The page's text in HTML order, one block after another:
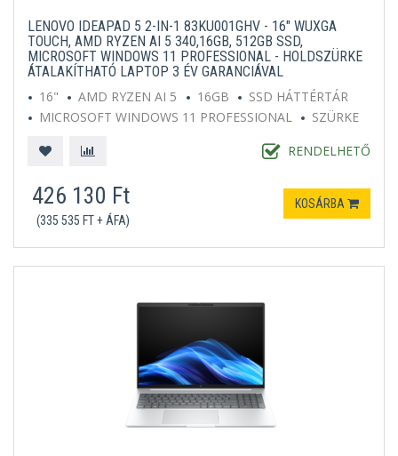
LENOVO IDEAPAD 5 2-IN-1 83KU001GHV - 16" WUXGA
TOUCH, AMD RYZEN AI 5 340,16GB, 512GB SSD,
MICROSOFT WINDOWS 11 PROFESSIONAL - HOLDSZÜRKE
ÁTALAKÍTHATÓ LAPTOP 3 ÉV GARANCIÁVAL
16"
AMD RYZEN AI 5 16GB
SSD HÁTTÉRTÁR
MICROSOFT WINDOWS 11 PROFESSIONAL
SZÜRKE
RENDELHETŐ
426 130 Ft
(335 535 FT + ÁFA)
KOSÁRBA